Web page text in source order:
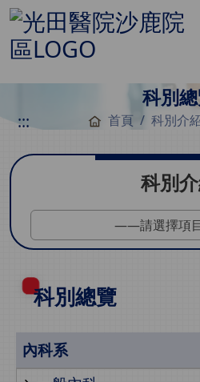
科別
::: 首頁 科別介
科別
——請選擇項
科別總覽
內科系